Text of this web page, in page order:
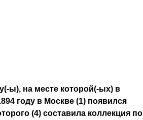
ы), на месте которой(-ых) в
году в Москве (1) появился
(4) составила коллекция по